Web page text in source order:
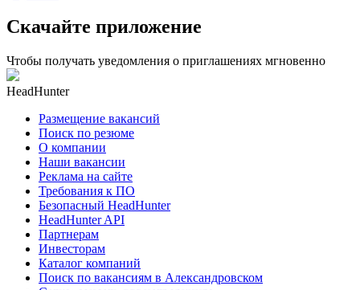
Скачайте приложение
Чтобы получать уведомления о приглашениях мгновенно
HeadHunter
Размещение вакансий
Поиск по резюме
О компании
Наши вакансии
Реклама на сайте
Требования к ПО
Безопасный HeadHunter
HeadHunter API
Партнерам
Инвесторам
Каталог компаний
Поиск по вакансиям в Александровском